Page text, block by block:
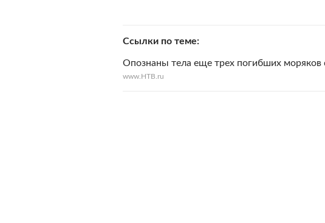
Ссылки по теме
Опознаны тела еще трех погибших моряков
www.HTB.ru